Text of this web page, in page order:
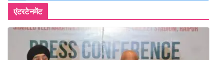
एंटरटेनमेंट